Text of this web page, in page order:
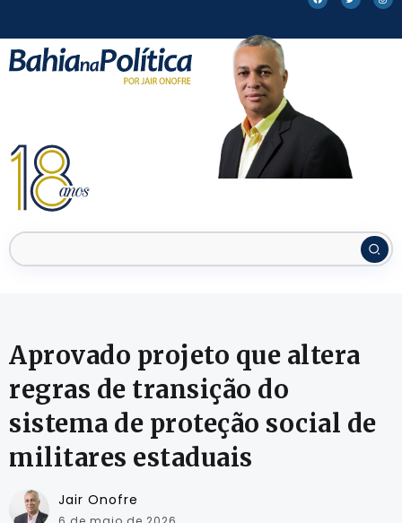
Aprovado projeto que altera
regras de transição do
sistema de proteção social de
militares estaduais
Jair Onofre